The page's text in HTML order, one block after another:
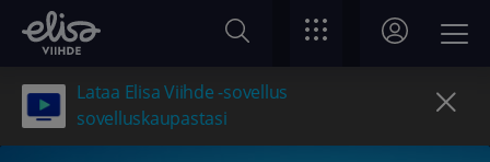
Lataa Elisa Viihde -sovellus
sovelluskaupastasi